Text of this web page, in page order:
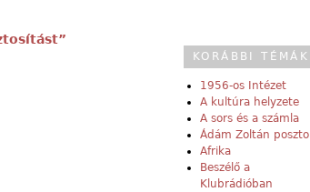
KORÁBBI TÉMÁK
1956-os Intézet
A kultúra helyzete
A sors és a számla
Ádám Zoltán
Afrika
Beszélő a
Klubrádióban